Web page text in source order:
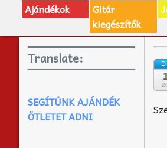
Ajándékok
Gitár
kiegészítők
Translate:
SEGÍTÜNK AJÁNDÉK
ÖTLETET ADNI